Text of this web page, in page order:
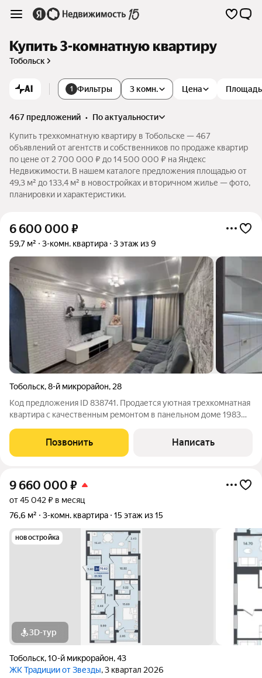
Купить 3-комнатную квартиру
Тобольск
AI 1 Фильтры 3 комн. Цена Площадь
467 предложений •
по актуальности
Купить трехкомнатную квартиру в Тобольске — 467
объявлений от агентств и собственников по продаже квартир
по цене от 2 700 000 ₽ до 14 500 000 ₽ на Яндекс
Недвижимости. В нашем каталоге предложения площадью от
49,3 м² до 133,4 м² в новостройках и вторичном жилье — фото,
планировки и характеристики.
6 600 000 ₽
59,7 м² 3-комн. квартира 3 этаж из 9
Тобольск,8-й микрорайон, 28
Код предложения ID 838741. Продается уютная трехкомнатная
квартира с качественным ремонтом в панельном доме 1983
этаже 9-этажного дома. Все комнаты изолированные, что
обеспечивает удобство для
Позвонить Написать
9 660 000 ₽
от 45 042 ₽ в месяц
76,6 м²
3-комн. квартира 15 этаж из 15
новостройка
3D-тур
Тобольск,10-й микрорайон,43
ЖК Традиции от Звезды, 3 квартал 2026